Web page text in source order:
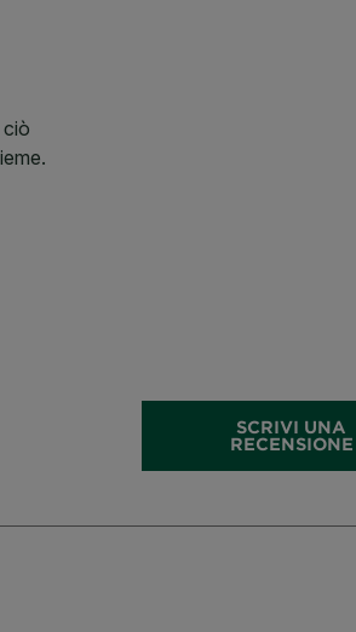
SCRIVI UNA
RECENSIONE